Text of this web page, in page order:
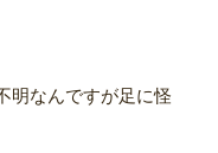
明なんですが足に怪